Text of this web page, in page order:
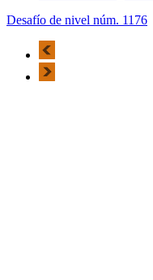
Desafío de nivel núm. 1176